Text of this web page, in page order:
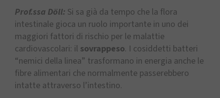
Prof.ssa Döll: Si sa già da tempo che la flora
intestinale gioca un ruolo importante in uno dei
maggiori fattori di rischio per le malattie
cardiovascolari: il sovrappeso. I cosiddetti batteri
“nemici della linea” trasformano in energia anche le
fibre alimentari che normalmente passerebbero
intatte attraverso l’intestino.